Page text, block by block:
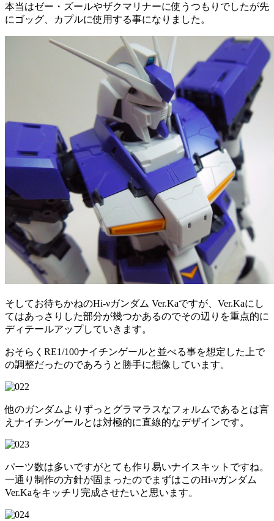
本当はゼー・ズールやザクマリナーに使うつもりでしたが先
にゴッグ、カプルに使用する事になりました。
そしてお待ちかねのHi-νガンダム Ver.Kaですが、Ver.Kaにし
てはあっさりした部分が幾つかあるのでその辺りを重点的に
ディテールアップしていきます。
おそらくRE1/100ナイチンゲールと並べる事を想定した上で
の調整だったのであろうと勝手に想像しています。
他のガンダムよりずっとグラマラスなフォルムであるとは言
えナイチンゲールとは対極的に直線的なデザインです。
パーツ数は多いですがとても作り易いナイスキットですね。
一通り制作の方針が固まったのでまずはこのHi-νガンダム
Ver.Kaをキッチリ完成させたいと思います。